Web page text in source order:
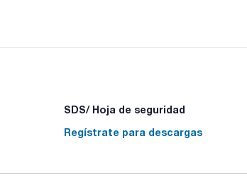
SDS/ Hoja de seguridad
Regístrate para descargas